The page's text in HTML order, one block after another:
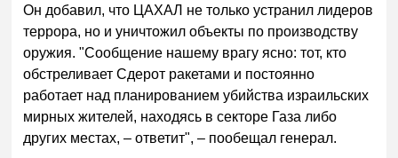
Он добавил, что ЦАХАЛ не только устранил лидеров
террора, но и уничтожил объекты по производству
оружия. "Сообщение нашему врагу ясно: тот, кто
обстреливает Сдерот ракетами и постоянно
работает над планированием убийства израильских
мирных жителей, находясь в секторе Газа либо
других местах, – ответит", – пообещал генерал.